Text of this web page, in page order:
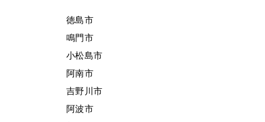
徳島市
鳴門市
小松島市
阿南市
吉野川市
阿波市